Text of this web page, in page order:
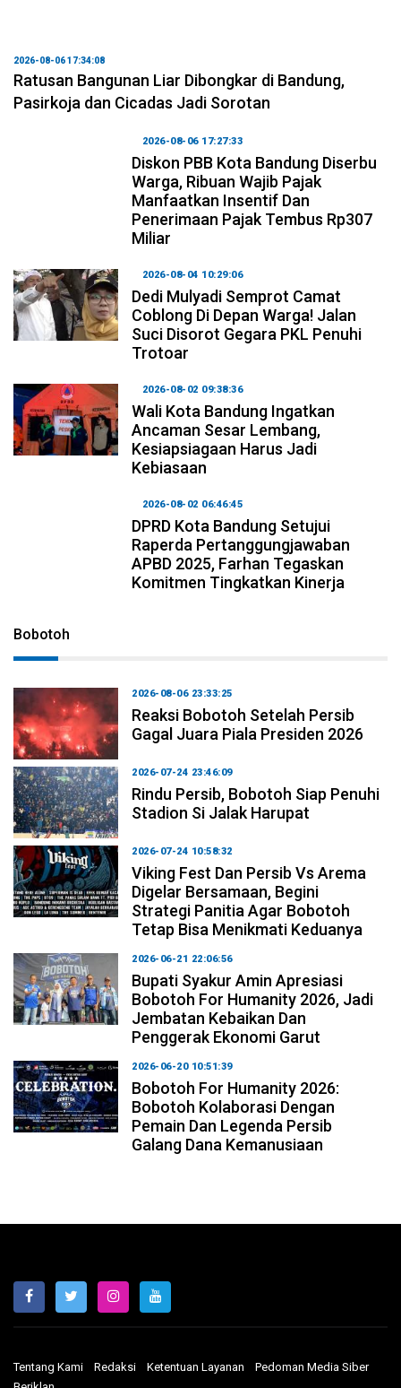
2026-08-06 17:34:08
Ratusan Bangunan Liar Dibongkar di Bandung,
Pasirkoja dan Cicadas Jadi Sorotan
2026-08-06 17:27:33
Diskon PBB Kota Bandung Diserbu
Warga, Ribuan Wajib Pajak
Manfaatkan Insentif Dan
Penerimaan Pajak Tembus Rp307
Miliar
2026-08-04 10:29:06
Dedi Mulyadi Semprot Camat
Coblong Di Depan Warga! Jalan
Suci Disorot Gegara PKL Penuhi
Trotoar
2026-08-02 09:38:36
Wali Kota Bandung Ingatkan
Ancaman Sesar Lembang,
Kesiapsiagaan Harus Jadi
Kebiasaan
2026-08-02 06:46:45
DPRD Kota Bandung Setujui
Raperda Pertanggungjawaban
APBD 2025, Farhan Tegaskan
Komitmen Tingkatkan Kinerja
Bobotoh
2026-08-06 23:33:25
Reaksi Bobotoh Setelah Persib
Gagal Juara Piala Presiden 2026
2026-07-24 23:46:09
Rindu Persib, Bobotoh Siap Penuhi
Stadion Si Jalak Harupat
2026-07-24 10:58:32
Viking Fest Dan Persib Vs Arema
Digelar Bersamaan, Begini
Strategi Panitia Agar Bobotoh
Tetap Bisa Menikmati Keduanya
2026-06-21 22:06:56
Bupati Syakur Amin Apresiasi
Bobotoh For Humanity 2026, Jadi
Jembatan Kebaikan Dan
Penggerak Ekonomi Garut
2026-06-20 10:51:39
Bobotoh For Humanity 2026:
Bobotoh Kolaborasi Dengan
Pemain Dan Legenda Persib
Galang Dana Kemanusiaan
Tentang Kami Redaksi Ketentuan Layanan
Pedoman Media Siber